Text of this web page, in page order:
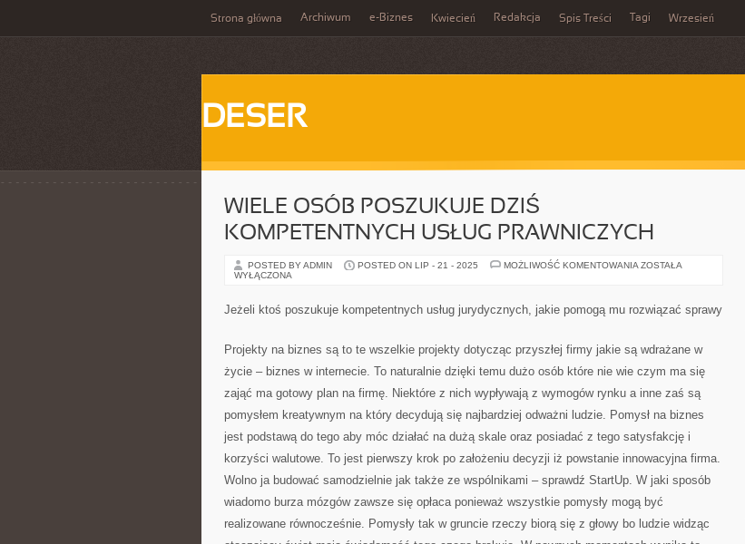
Strona główna Archiwum e-Biznes Kwiecień Redakcja Spis Treści Tagi Wrzesień
DESER
WIELE OSÓB POSZUKUJE DZIŚ
KOMPETENTNYCH USŁUG PRAWNICZYCH
POSTED BY ADMIN POSTED ON LIP - 21 - 2025 MOŻLIWOŚĆ KOMENTOWANIA WIELE
KOMPETENTNYCH
USŁUG
ZOSTAŁA
WYŁĄCZONA
Jeżeli ktoś poszukuje kompetentnych usług jurydycznych, jakie pomogą mu rozwiązać sprawy
Projekty na biznes są to te wszelkie projekty dotycząc przyszłej firmy jakie są wdrażane w
życie – biznes w internecie. To naturalnie dzięki temu dużo osób które nie wie czym ma się
zająć ma gotowy plan na firmę. Niektóre z nich wypływają z wymogów rynku a inne zaś są
pomysłem kreatywnym na który decydują się najbardziej odważni ludzie. Pomysł na biznes
jest podstawą do tego aby móc działać na dużą skale oraz posiadać z tego satysfakcję i
korzyści walutowe. To jest pierwszy krok po założeniu decyzji iż powstanie innowacyjna firma.
Wolno ja budować samodzielnie jak także ze wspólnikami – sprawdź StartUp. W jaki sposób
wiadomo burza mózgów zawsze się opłaca ponieważ wszystkie pomysły mogą być
realizowane równocześnie. Pomysły tak w gruncie rzeczy biorą się z głowy bo ludzie widząc